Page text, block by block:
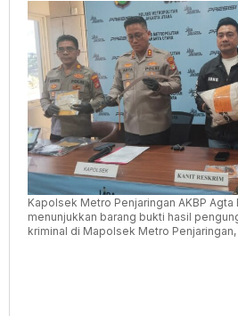
Kapolsek Metro Penjaringan AKBP Agta
menunjukkan barang bukti hasil
kriminal di Mapolsek Metro Penjaringan,